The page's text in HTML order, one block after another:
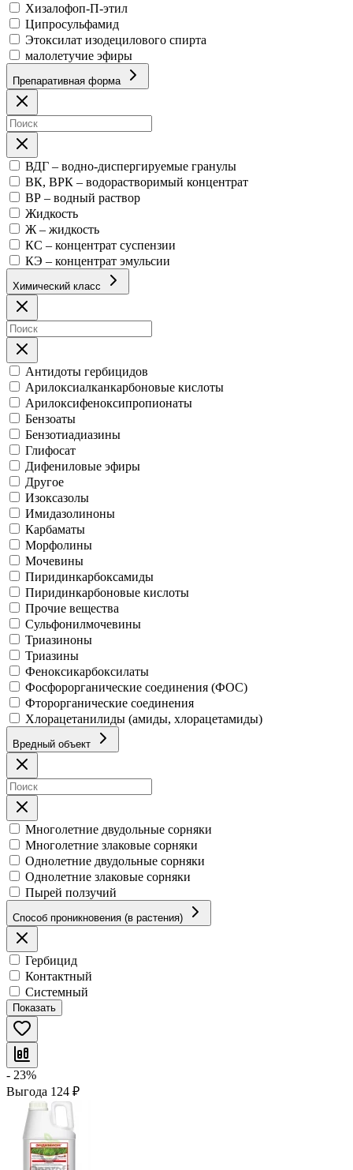
Хизалофоп-П-этил
Ципросульфамид
Этоксилат изодецилового спирта
малолетучие эфиры
Препаративная форма
ВДГ – водно-диспергируемые гранулы
ВК, ВРК – водорастворимый концентрат
ВР – водный раствор
Жидкость
Ж – жидкость
КС – концентрат суспензии
КЭ – концентрат эмульсии
Химический класс
Антидоты гербицидов
Арилоксиалканкарбоновые кислоты
Арилоксифеноксипропионаты
Бензоаты
Бензотиадиазины
Глифосат
Дифениловые эфиры
Другое
Изоксазолы
Имидазолиноны
Карбаматы
Морфолины
Мочевины
Пиридинкарбоксамиды
Пиридинкарбоновые кислоты
Прочие вещества
Сульфонилмочевины
Триазиноны
Триазины
Феноксикарбоксилаты
Фосфорорганические соединения (ФОС)
Фторорганические соединения
Хлорацетанилиды (амиды, хлорацетамиды)
Вредный объект
Многолетние двудольные сорняки
Многолетние злаковые сорняки
Однолетние двудольные сорняки
Однолетние злаковые сорняки
Пырей ползучий
Способ проникновения (в растения)
Гербицид
Контактный
Системный
Показать
- 23%
Выгода 124 ₽